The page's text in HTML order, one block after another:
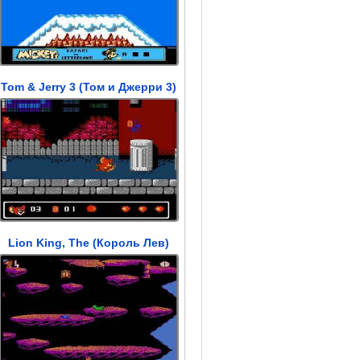
Tom & Jerry 3 (Том и Джерри 3)
Lion King, The (Король Лев)